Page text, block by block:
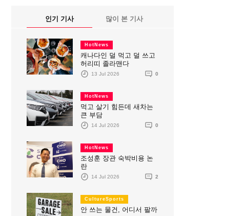
인기 기사 많이 본 기사
HotNews
캐나다인 덜 먹고 덜 쓰고
허리띠 졸라맨다
13 Jul 2026 0
HotNews
먹고 살기 힘든데 새차는
큰 부담
14 Jul 2026 0
HotNews
조성훈 장관 숙박비용 논
란
14 Jul 2026 2
CultureSports
안 쓰는 물건, 어디서 팔까